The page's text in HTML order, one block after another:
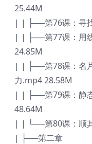
25.44M
| | ├──第76课：寻
| | ├──第77课：用
24.85M
| | ├──第78课：名
力.mp4 28.58M
| | ├──第79课：静
48.64M
| | └──第80课：顺
| ├──第二章